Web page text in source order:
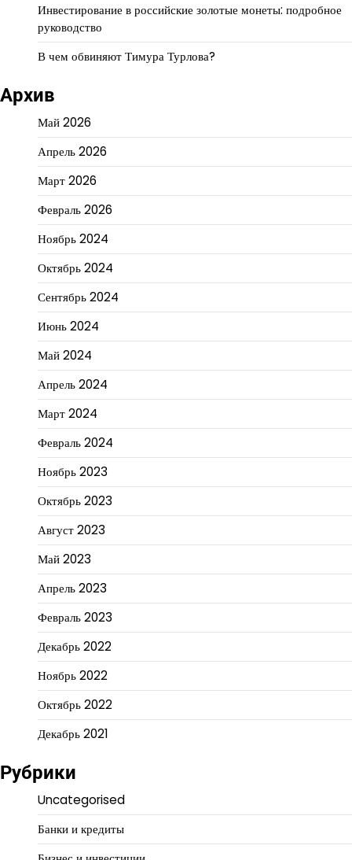
Инвестирование в российские золотые монеты: подробное
руководство
В чем обвиняют Тимура Турлова?
Архив
Май 2026
Апрель 2026
Март 2026
Февраль 2026
Ноябрь 2024
Октябрь 2024
Сентябрь 2024
Июнь 2024
Май 2024
Апрель 2024
Март 2024
Февраль 2024
Ноябрь 2023
Октябрь 2023
Август 2023
Май 2023
Апрель 2023
Февраль 2023
Декабрь 2022
Ноябрь 2022
Октябрь 2022
Декабрь 2021
Рубрики
Uncategorised
Банки и кредиты